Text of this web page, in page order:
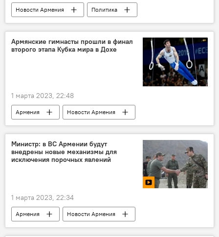
Новости Армения
Политика
дело 1 марта
Роберт Кочарян
Пашинян Никол
Армянские гимнасты прошли в финал
второго этапа Кубка мира в Дохе
1 марта 2023, 22:48
Армения
Новости Армения
Общество
Спорт
финал
Кубок мира
Министр: в ВС Армении будут
внедрены новые механизмы для
исключения порочных явлений
1 марта 2023, 22:34
Армения
Новости Армения
Политика
Общество ВС Армении